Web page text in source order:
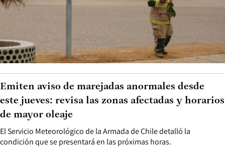
El Servicio Meteorológico de la Armada de Chile detalló la
condición que se presentará en las próximas horas.
Emiten aviso de marejadas anormales desde
este jueves: revisa las zonas afectadas y horarios
de mayor oleaje